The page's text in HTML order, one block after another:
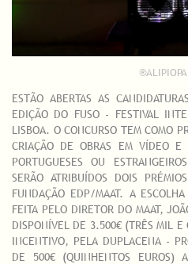
ESTÃO ABERTAS AS
EDIÇÃO DO FUSO - FESTIVAL
LISBOA. O CONCURSO TEM COMO
CRIAÇÃO DE OBRAS EM VÍDEO E
PORTUGUESES OU
SERÃO ATRIBUÍDOS DOIS
FUNDAÇÃO EDP/MAAT. A
FEITA PELO DIRETOR DO MAAT,
DISPONÍVEL DE 3.500€ (TRÊS MIL
INCENTIVO, PELA DUPLACENA -
DE 500€ (QUINHENTOS EUROS)